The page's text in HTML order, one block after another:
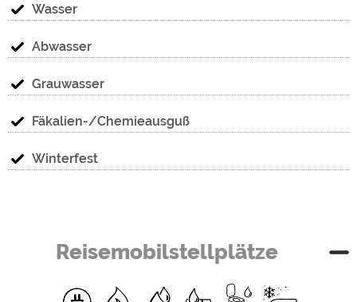
Wasser
Abwasser
Grauwasser
Fäkalien-/Chemieausguß
Winterfest
Reisemobilstellplätze